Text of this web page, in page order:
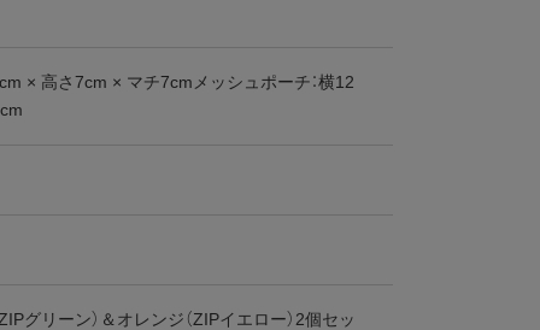
× 高さ7cm × マチ7cmメッシュポーチ：横12
グリーン）＆オレンジ（ZIPイエロー）2個セッ